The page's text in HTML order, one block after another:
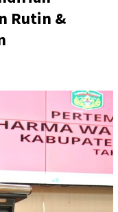
Rutin &